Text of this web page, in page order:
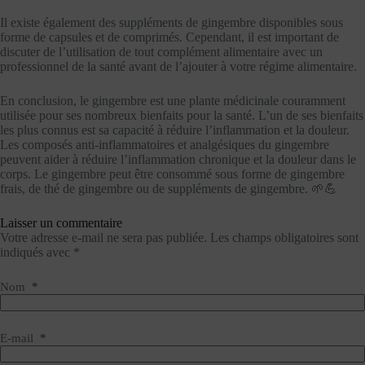
Il existe également des suppléments de gingembre disponibles sous
forme de capsules et de comprimés. Cependant, il est important de
discuter de l’utilisation de tout complément alimentaire avec un
professionnel de la santé avant de l’ajouter à votre régime alimentaire.
En conclusion, le gingembre est une plante médicinale couramment
utilisée pour ses nombreux bienfaits pour la santé. L’un de ses bienfaits
les plus connus est sa capacité à réduire l’inflammation et la douleur.
Les composés anti-inflammatoires et analgésiques du gingembre
peuvent aider à réduire l’inflammation chronique et la douleur dans le
corps. Le gingembre peut être consommé sous forme de gingembre
frais, de thé de gingembre ou de suppléments de gingembre. 🌱💪
Laisser un commentaire
Votre adresse e-mail ne sera pas publiée. Les champs obligatoires sont
indiqués avec *
Nom *
E-mail *